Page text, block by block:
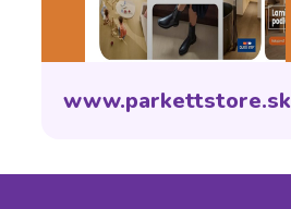
www.parkettstore.sk